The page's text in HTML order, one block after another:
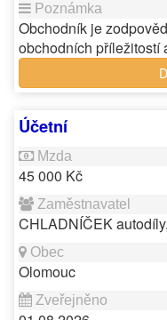
Obchodník je
obchodních
Účetní
45 000 Kč
CHLADNÍČEK
Olomouc